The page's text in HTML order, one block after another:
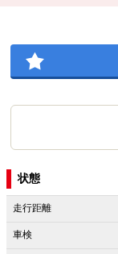
状態
走行距離
車検